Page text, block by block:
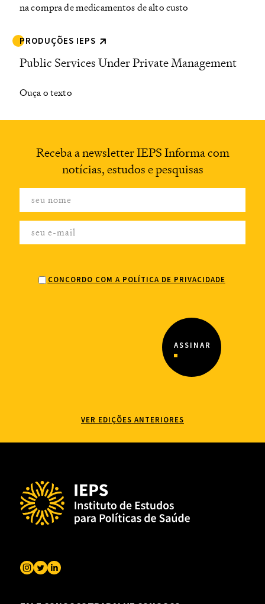
na compra de medicamentos de alto custo
PRODUÇÕES IEPS
Public Services Under Private Management
Ouça o texto
Receba a newsletterIEPS Informa com
notícias, estudos e pesquisas
CONCORDO COM A POLÍTICA DE PRIVACIDADE
VER EDIÇÕES ANTERIORES